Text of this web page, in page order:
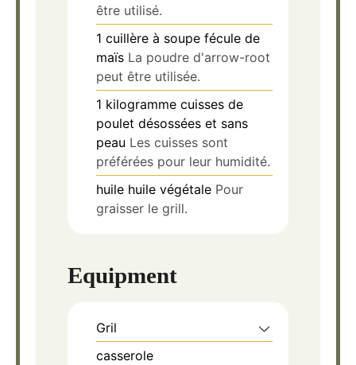
être utilisé.
1 cuillère à soupe fécule de
maïs La poudre d'arrow-root
peut être utilisée.
1 kilogramme cuisses de
poulet désossées et sans
peau Les cuisses sont
préférées pour leur humidité.
huile huile végétale Pour
graisser le grill.
Equipment
Gril
casserole